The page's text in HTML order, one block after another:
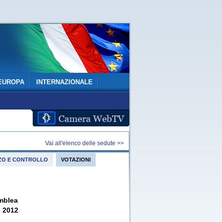
INTERNAZIONALE
Vai all'elenco delle sedute >>
E CONTROLLO VOTAZIONI
2012